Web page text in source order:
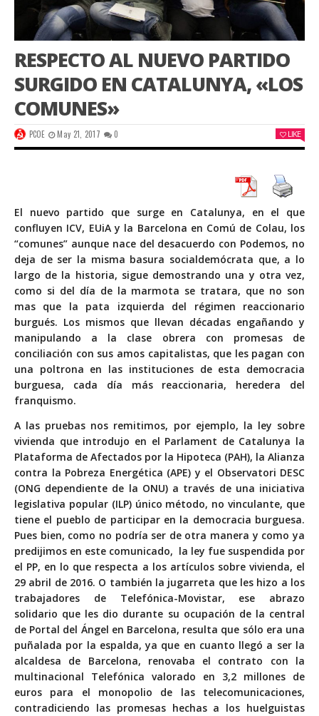
RESPECTO AL NUEVO PARTIDO
SURGIDO EN CATALUNYA, «LOS
COMUNES»
PCOE May 21, 2017 0 LIKE
El nuevo partido que surge en Catalunya, en el que
confluyen ICV, EUiA y la Barcelona en Comú de Colau, los
“comunes” aunque nace del desacuerdo con Podemos, no
deja de ser la misma basura socialdemócrata que, a lo
largo de la historia, sigue demostrando una y otra vez,
como si del día de la marmota se tratara, que no son
mas que la pata izquierda del régimen reaccionario
burgués. Los mismos que llevan décadas engañando y
manipulando a la clase obrera con promesas de
conciliación con sus amos capitalistas, que les pagan con
una poltrona en las instituciones de esta democracia
burguesa, cada día más reaccionaria, heredera del
franquismo.
A las pruebas nos remitimos, por ejemplo, la ley sobre
vivienda que introdujo en el Parlament de Catalunya la
Plataforma de Afectados por la Hipoteca (PAH), la Alianza
contra la Pobreza Energética (APE) y el Observatori DESC
(ONG dependiente de la ONU) a través de una iniciativa
legislativa popular (ILP) único método, no vinculante, que
tiene el pueblo de participar en la democracia burguesa.
Pues bien, como no podría ser de otra manera y como ya
predijimos en este comunicado, la ley fue suspendida por
el PP, en lo que respecta a los artículos sobre vivienda, el
29 abril de 2016. O también la jugarreta que les hizo a los
trabajadores de Telefónica-Movistar, ese abrazo
solidario que les dio durante su ocupación de la central
de Portal del Ángel en Barcelona, resulta que sólo era una
puñalada por la espalda, ya que en cuanto llegó a ser la
alcaldesa de Barcelona, renovaba el contrato con la
multinacional Telefónica valorado en 3,2 millones de
euros para el monopolio de las telecomunicaciones,
contradiciendo las promesas hechas a los huelguistas